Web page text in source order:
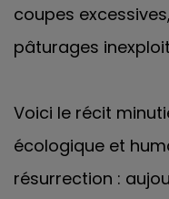
coupes
pâturages
Voici le récit
écologique et
résurrection :